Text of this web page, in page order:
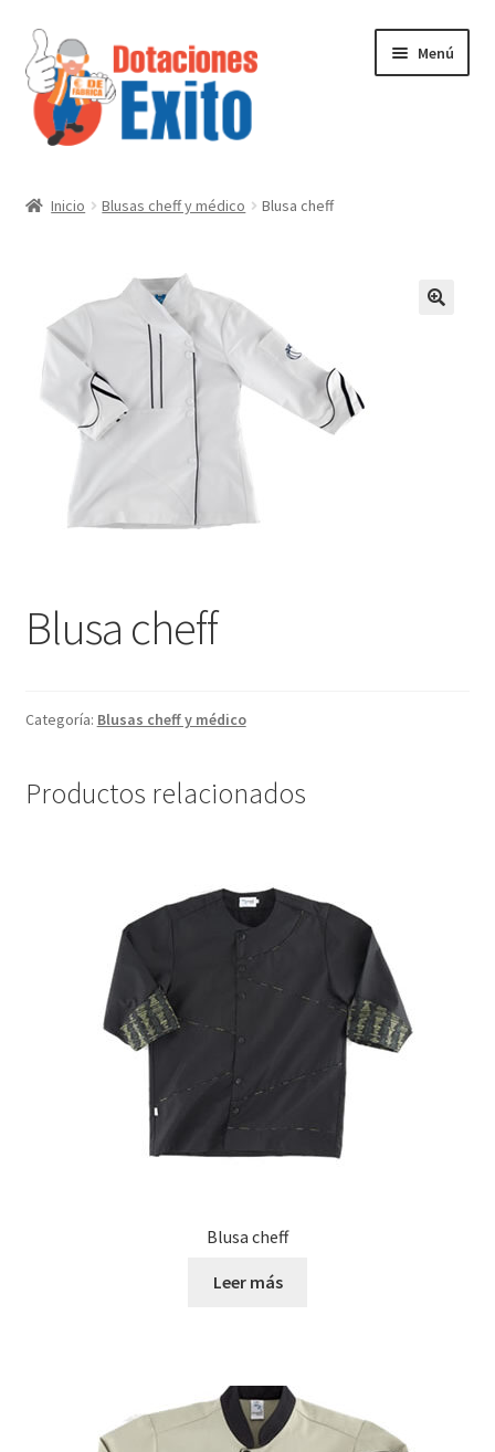
Ir
a
la
navegación
Ir
al
contenido
Menú
Contactenos
Inicio Blusas cheff y médico Blusa cheff
Blusa cheff
Categoría: Blusas cheff y médico
Productos relacionados
Blusa cheff
Leer más